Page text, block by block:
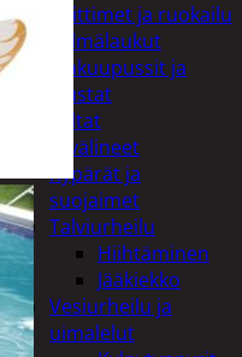
Keittimet ja ruokailu
Kylmälaukut
Makuupussit ja
alustat
Teltat
Urheiluvälineet
Kypärät ja
suojaimet
Talviurheilu
Hiihtäminen
Jääkiekko
Vesiurheilu ja
uimalelut